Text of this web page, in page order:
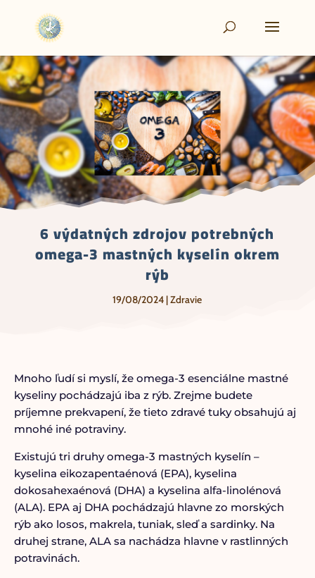
6 výdatných zdrojov potrebných
omega-3 mastných kyselín okrem
rýb
19/08/2024|Zdravie
Mnoho ľudí si myslí, že omega-3 esenciálne mastné
kyseliny pochádzajú iba z rýb. Zrejme budete
príjemne prekvapení, že tieto zdravé tuky obsahujú aj
mnohé iné potraviny.
Existujú tri druhy omega-3 mastných kyselín –
kyselina eikozapentaénová (EPA), kyselina
dokosahexaénová (DHA) a kyselina alfa-linolénová
(ALA). EPA aj DHA pochádzajú hlavne zo morských
rýb ako losos, makrela, tuniak, sleď a sardinky. Na
druhej strane, ALA sa nachádza hlavne v rastlinných
potravinách.